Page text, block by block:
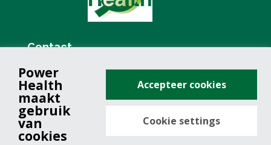
Contact
+31 (0)76 571 19 68
info@powerhealth.nl
Adresse
Power
Health
maakt
gebruik
van
cookies
Accepteer cookies
Cookie settings